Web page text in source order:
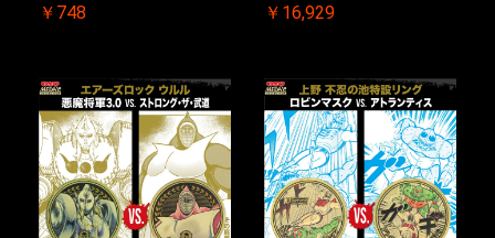
￥748
2.0 顎髭 Ver. VS. 光の矢 初回
メダル(非売品)付
￥16,929